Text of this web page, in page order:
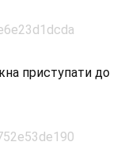
приступати до